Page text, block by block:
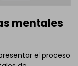
mentales
el proceso